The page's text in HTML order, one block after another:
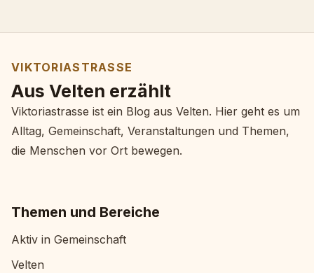
VIKTORIASTRASSE
Aus Velten erzählt
Viktoriastrasse ist ein Blog aus Velten. Hier geht es um
Alltag, Gemeinschaft, Veranstaltungen und Themen,
die Menschen vor Ort bewegen.
Themen und Bereiche
Aktiv in Gemeinschaft
Velten